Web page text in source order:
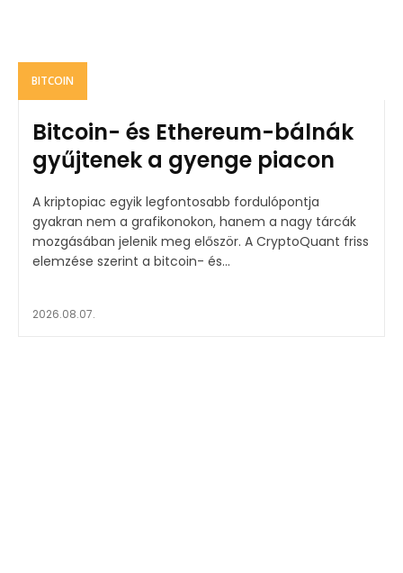
BITCOIN
Bitcoin- és Ethereum-bálnák
gyűjtenek a gyenge piacon
A kriptopiac egyik legfontosabb fordulópontja
gyakran nem a grafikonokon, hanem a nagy tárcák
mozgásában jelenik meg először. A CryptoQuant friss
elemzése szerint a bitcoin- és...
2026.08.07.